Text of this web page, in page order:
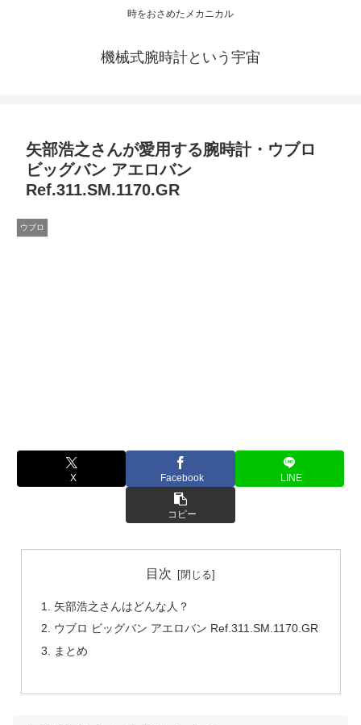
時をおさめたメカニカル
機械式腕時計という宇宙
矢部浩之さんが愛用する腕時計・ウブロ
ビッグバン アエロバン
Ref.311.SM.1170.GR
ウブロ
X Facebook LINE
コピー
目次
矢部浩之さんはどんな人？
ウブロ ビッグバン アエロバン Ref.311.SM.1170.GR
まとめ